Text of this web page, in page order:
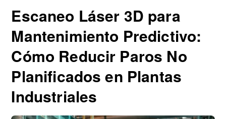
Escaneo Láser 3D para
Mantenimiento Predictivo:
Cómo Reducir Paros No
Planificados en Plantas
Industriales